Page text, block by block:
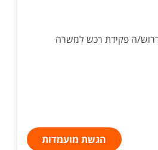
ה פקידת רכש למשרה
הגשת מועמדות